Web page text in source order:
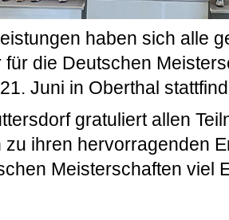
haben sich alle
für die Deutschen
Juni in Oberthal
gratuliert allen
zu ihren hervorragenden
Meisterschaften viel